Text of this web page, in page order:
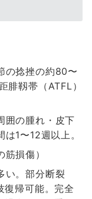
の捻挫の約80〜
腓靱帯（ATFL）
囲の腫れ・皮下
1〜12週以上。
損傷）
い。部分断裂
復帰可能。完全